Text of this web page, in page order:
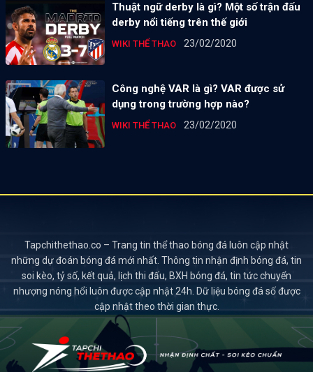
Thuật ngữ derby là gì? Một số trận đấu
derby nổi tiếng trên thế giới
WIKI THỂ THAO 23/02/2020
Công nghệ VAR là gì? VAR được sử
dụng trong trường hợp nào?
WIKI THỂ THAO 23/02/2020
Tapchithethao.co – Trang tin thể thao bóng đá luôn cập nhật
những dự đoán bóng đá mới nhất. Thông tin nhận định bóng đá, tin
soi kèo, tỷ số, kết quả, lịch thi đấu, BXH bóng đá, tin tức chuyển
nhượng nóng hổi luôn được cập nhật 24h. Dữ liệu bóng đá số được
cập nhật theo thời gian thực.